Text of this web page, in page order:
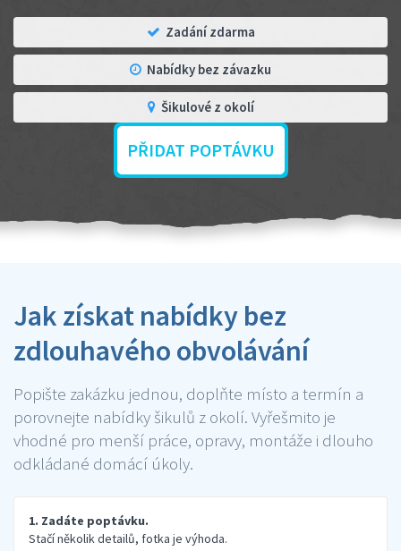
Zadání zdarma
Nabídky bez závazku
Šikulové z okolí
PŘIDAT POPTÁVKU
Jak získat nabídky bez
zdlouhavého obvolávání
Popište zakázku jednou, doplňte místo a termín a
porovnejte nabídky šikulů z okolí. Vyřešmito je
vhodné pro menší práce, opravy, montáže i dlouho
odkládané domácí úkoly.
1. Zadáte poptávku.
Stačí několik detailů, fotka je výhoda.